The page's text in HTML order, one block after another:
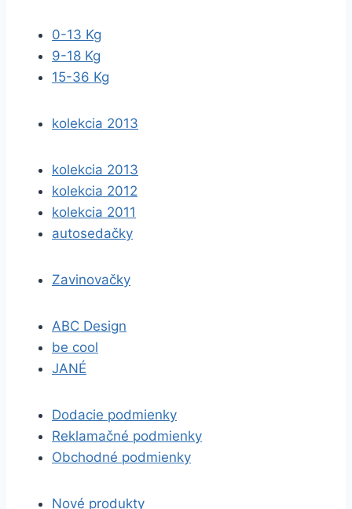
0-13 Kg
9-18 Kg
15-36 Kg
kolekcia 2013
kolekcia 2013
kolekcia 2012
kolekcia 2011
autosedačky
Zavinovačky
ABC Design
be cool
JANÉ
Dodacie podmienky
Reklamačné podmienky
Obchodné podmienky
Nové produkty